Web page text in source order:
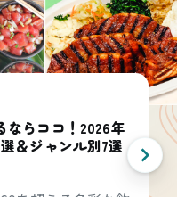
ならココ！2026年
＆ジャンル別7選